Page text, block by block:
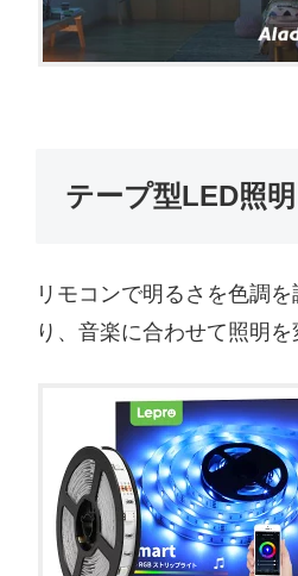
テープ型LED照明
リモコンで明るさを色調
り、音楽に合わせて照明を